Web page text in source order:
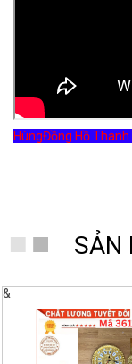
HùngĐồng Hồ Thanh
SẢN
&